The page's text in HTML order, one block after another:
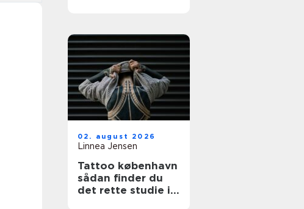
02. august 2026
Linnea Jensen
Tattoo københavn
sådan finder du
det rette studie i